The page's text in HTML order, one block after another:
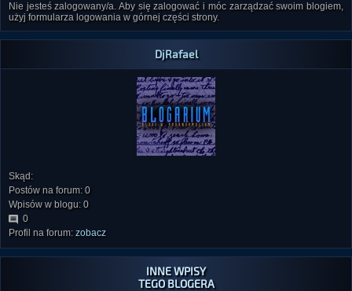
Nie jesteś zalogowany/a. Aby się zalogować i móc zarządzać swoim blogiem,
użyj formularza logowania w górnej części strony.
DjRafael
Skąd:
Postów na forum: 0
Wpisów w blogu: 0
0
Profil na forum: zobacz
INNE WPISY
TEGO BLOGERA